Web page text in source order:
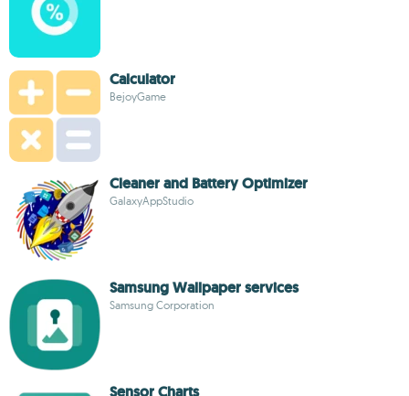
Calculator
BejoyGame
Cleaner and Battery Optimizer
GalaxyAppStudio
Samsung Wallpaper services
Samsung Corporation
Sensor Charts